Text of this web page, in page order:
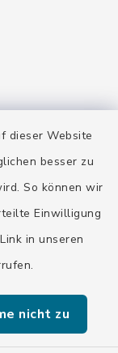
dieser Website
besser zu
So können wir
Einwilligung
in unseren
nicht zu